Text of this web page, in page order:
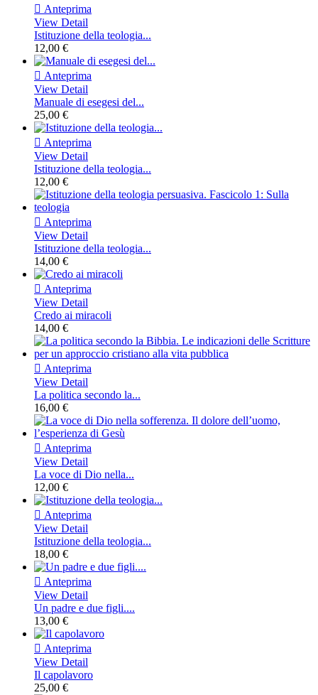
 Anteprima
View Detail
Istituzione della teologia...
12,00 €
 Anteprima
View Detail
Manuale di esegesi del...
25,00 €
 Anteprima
View Detail
Istituzione della teologia...
12,00 €
 Anteprima
View Detail
Istituzione della teologia...
14,00 €
 Anteprima
View Detail
Credo ai miracoli
14,00 €
 Anteprima
View Detail
La politica secondo la...
16,00 €
 Anteprima
View Detail
La voce di Dio nella...
12,00 €
 Anteprima
View Detail
Istituzione della teologia...
18,00 €
 Anteprima
View Detail
Un padre e due figli....
13,00 €
 Anteprima
View Detail
Il capolavoro
25,00 €